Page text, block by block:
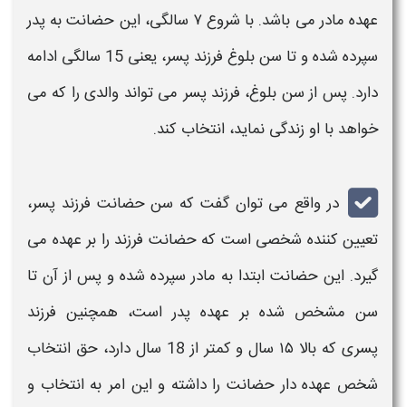
عهده مادرمی باشد. با شروع ۷ سالگی، این حضانتبه پدر
سپرده شده و تا سن بلوغ فرزند پسر
، یعنی 15 سالگی ادامه
دارد. پس از سن بلوغ، فرزند پسر می تواند والدی را که می
خواهد با او زندگی نماید، انتخاب کند.
در واقع می توان گفت که سنحضانت فرزند پسر،
تعیین کننده شخصی است کهحضانت فرزند را بر عهده می
گیرد. این حضانت ابتدا به مادر سپرده شده و پس از آن تا
سن مشخص شده بر عهده پدر است، همچنین فرزند
پسری
که بالا ۱۵ سال و کمتر از 18 سال دارد، حق انتخاب
شخص عهده دار حضانت را داشته و این امر به انتخاب و